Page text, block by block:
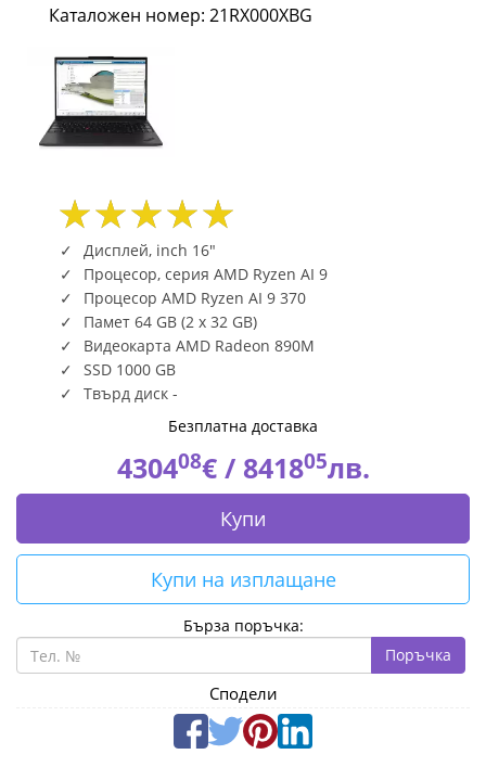
PRO
370
16inch
WUXGA
2x32GB
DDR5
1TB
SSD
M.2
W11P
21RX000XBG
|
Fly.bg
Каталожен номер: 21RX000XBG
Дисплей, inch 16"
Процесор, серия AMD Ryzen AI 9
Процесор AMD Ryzen AI 9 370
Памет 64 GB (2 x 32 GB)
Видеокарта AMD Radeon 890M
SSD 1000 GB
Твърд диск -
Безплатна доставка
430408€ / 841805лв.
Купи
Купи на изплащане
Бърза поръчка:
Поръчка
Сподели